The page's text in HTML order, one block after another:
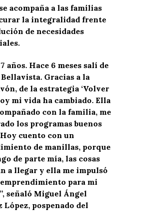
acompaña a las familias
la integralidad frente
de necesidades
años. Hace 6 meses salí de
Gracias a la
de la estrategia ‘Volver
mi vida ha cambiado. Ella
con la familia, me
los programas buenos
cuento con un
de manillas, porque
de parte mía, las cosas
a llegar y ella me impulsó
para mi
señaló Miguel Ángel
López, pospenado del